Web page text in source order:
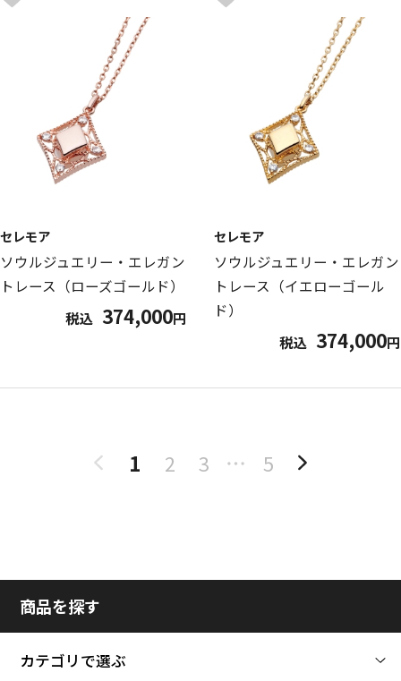
商品を探す
カテゴリで選ぶ
セレモア
ソウルジュエリー・エレガン
トレース（ローズゴールド）
税込 374,000円
セレモア
ソウルジュエリー・エレガン
トレース（イエローゴール
ド）
税込 374,000円
1 2 3 5